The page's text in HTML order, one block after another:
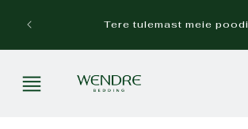
sisu
juurde
Tere tulemast meie poodi